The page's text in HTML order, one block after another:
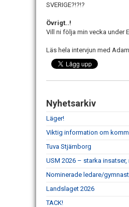
SVERIGE?!?!?
Övrigt..!
Vill ni följa min vecka under
Läs hela intervjun med
Nyhetsarkiv
Läger!
Viktig information om
Tuva Stjärnborg
USM 2026 – starka
Nominerade ledare/
Landslaget 2026
TACK!